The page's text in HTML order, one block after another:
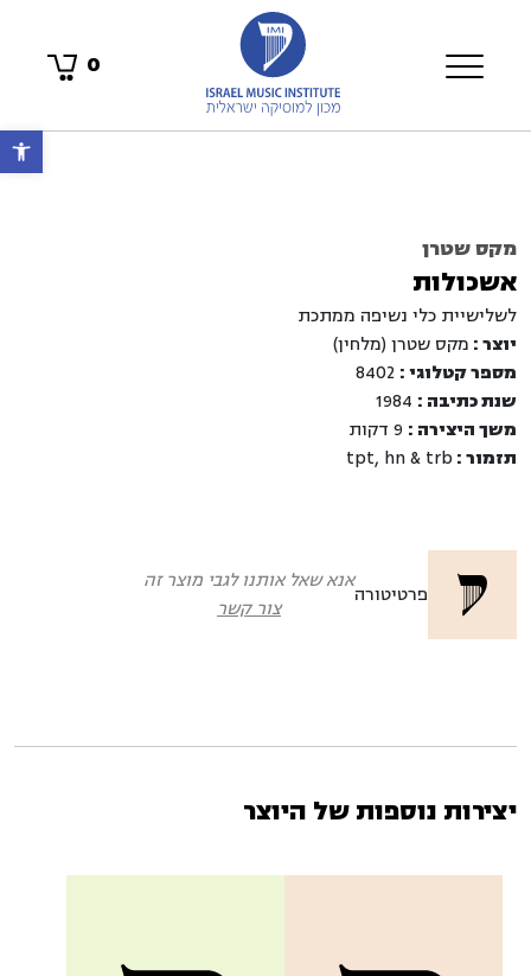
0
מקס שטרן
אשכולות
לשלישיית כלי נשיפה ממתכת
יוצר : מקס שטרן (מלחין)
מספר קטלוגי :
שנת כתיבה :
משך היצירה :
תזמור : tpt, hn & trb
פרטיטורה
אנא שאל אותנו לגבי מוצר זה
צור קשר
יצירות נוספות של היוצר